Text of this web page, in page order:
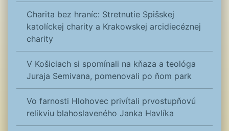
Charita bez hraníc: Stretnutie Spišskej
katolíckej charity a Krakowskej arcidiecéznej
charity
V Košiciach si spomínali na kňaza a teológa
Juraja Semivana, pomenovali po ňom park
Vo farnosti Hlohovec privítali prvostupňovú
relikviu blahoslaveného Janka Havlíka